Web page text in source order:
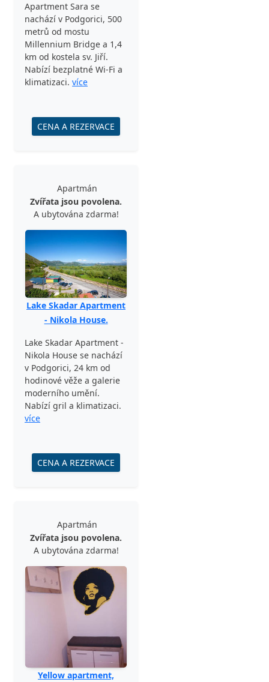
Apartment Sara se
nachází v Podgorici, 500
metrů od mostu
Millennium Bridge a 1,4
km od kostela sv. Jiří.
Nabízí bezplatné Wi-Fi a
klimatizaci. více
CENA A REZERVACE
Apartmán
Zvířata jsou povolena.
A ubytována zdarma!
Lake Skadar Apartment
- Nikola House.
Lake Skadar Apartment -
Nikola House se nachází
v Podgorici, 24 km od
hodinové věže a galerie
moderního umění.
Nabízí gril a klimatizaci.
více
CENA A REZERVACE
Apartmán
Zvířata jsou povolena.
A ubytována zdarma!
Yellow apartment,